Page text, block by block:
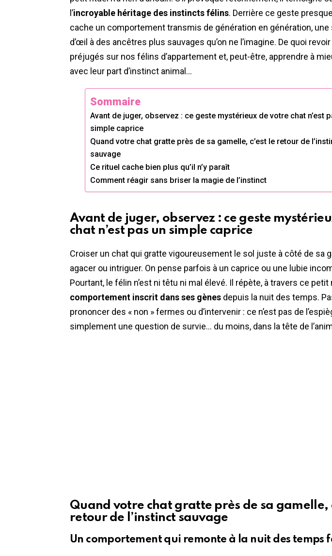
l’incroyable héritage des instincts félins. Derrière ce geste
cache un comportement transmis de génération en génération, une
d’œil à des ancêtres plus sauvages qu’on ne l’imagine. De quoi
préjugés sur nos félins d’appartement et, peut-être, apprendre à
avec leur part d’instinct animal…
Sommaire
Avant de juger, observez : ce geste mystérieux de votre chat n’est
simple caprice
Quand votre chat gratte près de sa gamelle, c’est le retour de
sauvage
Ce rituel cache bien plus qu’il n’y paraît
Comment réagir sans briser la magie de l’instinct
Avant de juger, observez : ce geste
chat n’est pas un simple caprice
Croiser un chat qui gratte vigoureusement le sol juste à côté de sa
agacer ou intriguer. On pense parfois à un caprice ou une lubie
Pourtant, le félin n’est ni têtu ni mal élevé. Il répète, à travers ce petit
comportement inscrit dans ses gènes depuis la nuit des temps.
prononcer des « non » fermes ou d’intervenir : ce n’est pas de
simplement une question de survie… du moins, dans la tête de
Quand votre chat gratte près de sa gamelle,
retour de l’instinct sauvage
Un comportement qui remonte à la nuit des temps